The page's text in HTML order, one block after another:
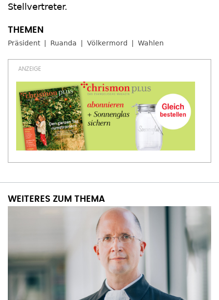
Stellvertreter.
Präsident Ruanda Völkermord Wahlen
WEITERES ZUM THEMA